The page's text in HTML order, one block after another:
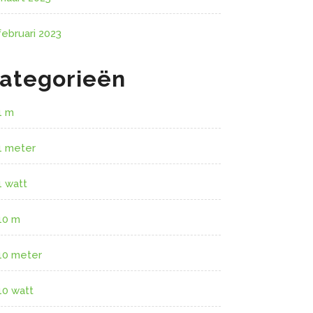
2023
m
meter
watt
m
meter
watt